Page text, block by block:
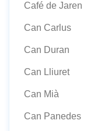
Café de Jaren
Can Carlus
Can Duran
Can Lliuret
Can Mià
Can Panedes